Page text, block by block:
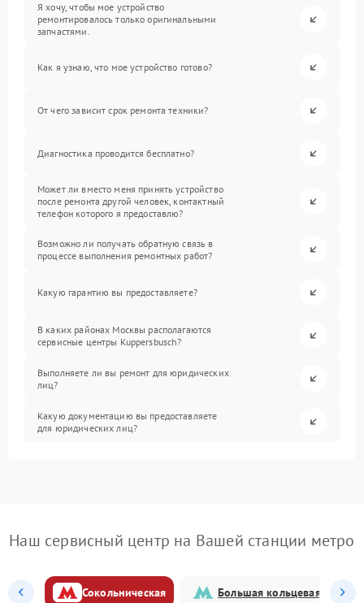
Я хочу, чтобы мое устройство
ремонтировалось только оригинальными
запчастями.
Как я узнаю, что мое устройство готово?
От чего зависит срок ремонта техники?
Диагностика проводится бесплатно?
Может ли вместо меня принять устройство
после ремонта другой человек, контактный
телефон которого я предоставлю?
Возможно ли получать обратную связь в
процессе выполнения ремонтных работ?
Какую гарантию вы предоставляете?
В каких районах Москвы располагаются
сервисные центры Kuppersbusch?
Выполняете ли вы ремонт для юридических
лиц?
Какую документацию вы предоставляете
для юридических лиц?
Наш сервисный центр на Вашей станции метро
Сокольническая Большая кольцевая